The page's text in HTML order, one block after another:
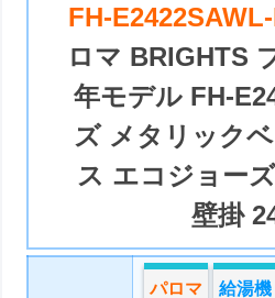
FH-
ロマ BRIGHTS
年モデル FH-
ズ メタリック
ス エコジョー
壁掛
パロマ 給湯機